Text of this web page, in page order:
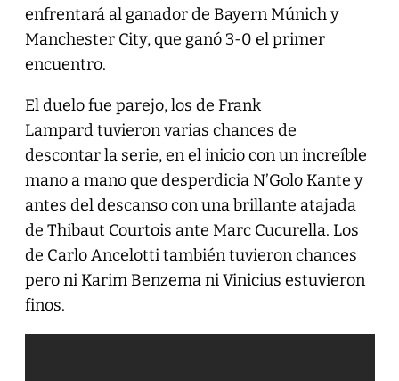
enfrentará al ganador de Bayern Múnich y
Manchester City, que ganó 3-0 el primer
encuentro.
El duelo fue parejo, los de Frank
Lampard tuvieron varias chances de
descontar la serie, en el inicio con un increíble
mano a mano que desperdicia N’Golo Kante y
antes del descanso con una brillante atajada
de Thibaut Courtois ante Marc Cucurella. Los
de Carlo Ancelotti también tuvieron chances
pero ni Karim Benzema ni Vinicius estuvieron
finos.